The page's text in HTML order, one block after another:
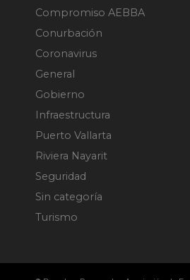
Compromiso AEBBA
Conurbación
Coronavirus
General
Gobierno
Infraestructura
Puerto Vallarta
Riviera Nayarit
Seguridad
Sin categoría
Turismo